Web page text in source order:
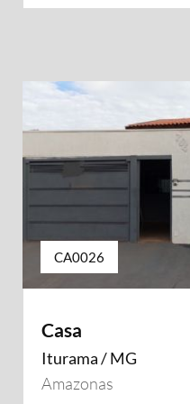
CA0026
Casa
Iturama / MG
Amazonas